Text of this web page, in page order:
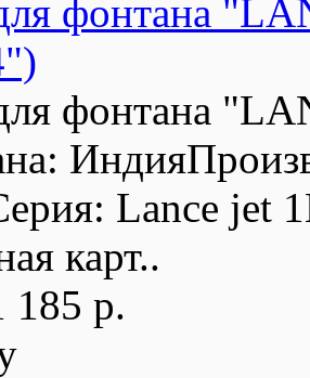
фонтана
фонтана
Lance jet
карт..
185 р.